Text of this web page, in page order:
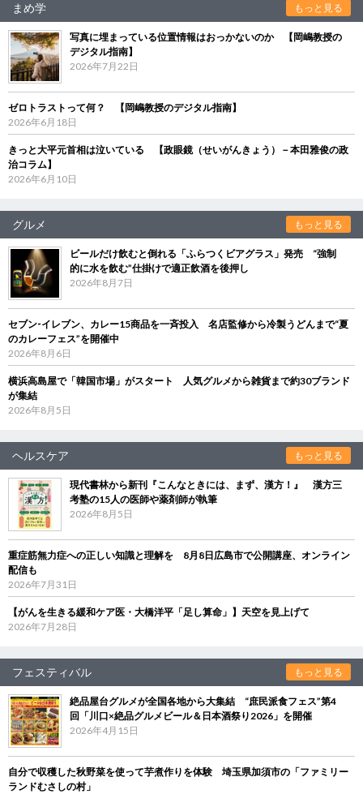
まめ学 もっと見る
写真に埋まっている位置情報はおっかないのか 【岡嶋教授の
デジタル指南】
2026年7月22日
ゼロトラストって何？ 【岡嶋教授のデジタル指南】
2026年6月18日
きっと大平元首相は泣いている 【政眼鏡（せいがんきょう）－本田雅俊の政
治コラム】
2026年6月10日
グルメ もっと見る
ビールだけ飲むと倒れる「ふらつくビアグラス」発売 “強制
的に水を飲む”仕掛けで適正飲酒を後押し
2026年8月7日
セブン‐イレブン、カレー15商品を一斉投入 名店監修から冷製うどんまで“夏
のカレーフェス”を開催中
2026年8月6日
横浜高島屋で「韓国市場」がスタート 人気グルメから雑貨まで約30ブランド
が集結
2026年8月5日
ヘルスケア もっと見る
現代書林から新刊『こんなときには、まず、漢方！』 漢方三
考塾の15人の医師や薬剤師が執筆
2026年8月5日
重症筋無力症への正しい知識と理解を 8月8日広島市で公開講座、オンライン
配信も
2026年7月31日
【がんを生きる緩和ケア医・大橋洋平「足し算命」】天空を見上げて
2026年7月28日
フェスティバル もっと見る
絶品屋台グルメが全国各地から大集結 “庶民派食フェス”第4
回「川口×絶品グルメビール＆日本酒祭り2026」を開催
2026年4月15日
自分で収穫した秋野菜を使って芋煮作りを体験 埼玉県加須市の「ファミリー
ランドむさしの村」